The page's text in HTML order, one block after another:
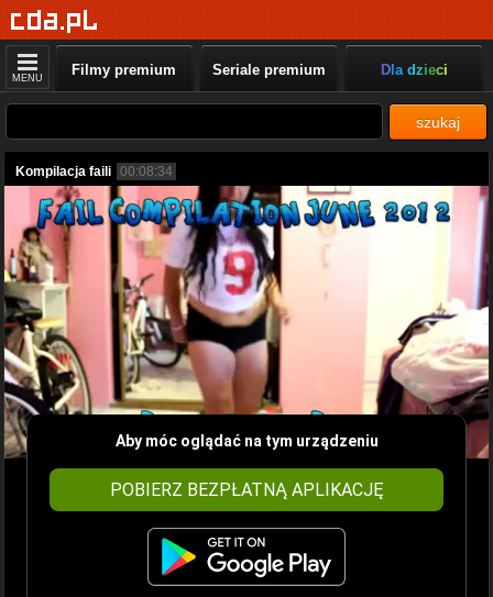
MENU Filmy premium Seriale premium Dla dzieci
szukaj
Kompilacja faili 00:08:34
Aby móc oglądać na tym urządzeniu
POBIERZ BEZPŁATNĄ APLIKACJĘ